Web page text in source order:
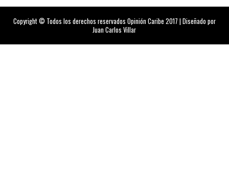
Copyright © Todos los derechos reservados Opinión Caribe 2017 | Diseñado por
Juan Carlos Villar